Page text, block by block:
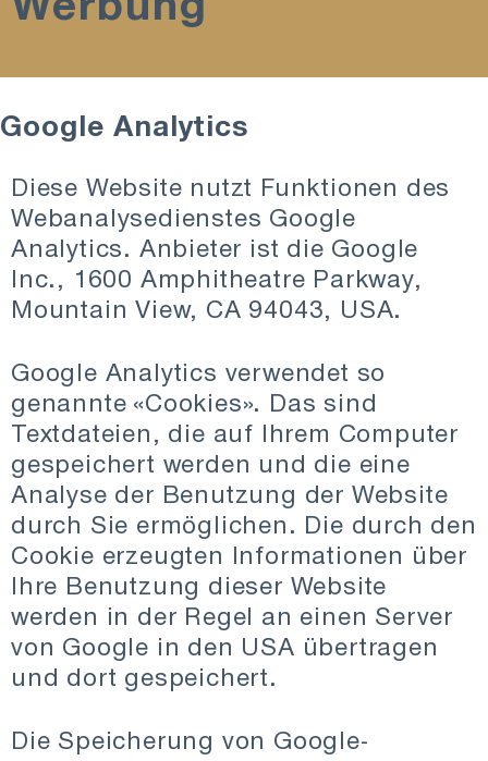
Google Analytics
Diese Website nutzt Funktionen des
Webanalysedienstes Google
Analytics. Anbieter ist die Google
Inc., 1600 Amphitheatre Parkway,
Mountain View, CA 94043, USA.
Google Analytics verwendet so
genannte «Cookies». Das sind
Textdateien, die auf Ihrem Computer
gespeichert werden und die eine
Analyse der Benutzung der Website
durch Sie ermöglichen. Die durch den
Cookie erzeugten Informationen über
Ihre Benutzung dieser Website
werden in der Regel an einen Server
von Google in den USA übertragen
und dort gespeichert.
Die Speicherung von Google-